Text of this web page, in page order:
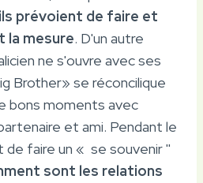
prévoient de faire et
la mesure. D'un autre
ne s'ouvre avec ses
Brother» se réconcilique
bons moments avec
et ami. Pendant le
de faire un « se souvenir ''
sont les relations